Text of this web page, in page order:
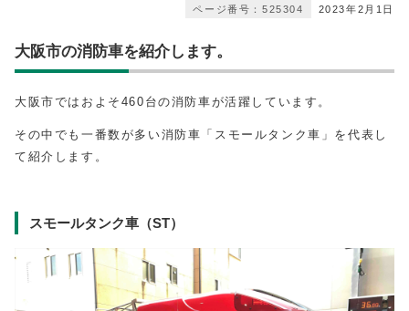
2023年2月1日
ページ番号：525304
大阪市の消防車を紹介します。
大阪市ではおよそ460台の消防車が活躍しています。
その中でも一番数が多い消防車「スモールタンク車」を代表し
て紹介します。
スモールタンク車（ST）